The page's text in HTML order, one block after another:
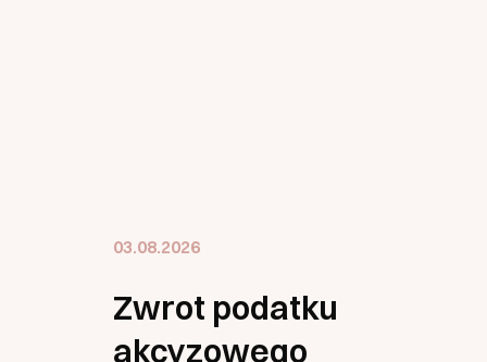
03.08.2026
Zwrot podatku
akcyzowego